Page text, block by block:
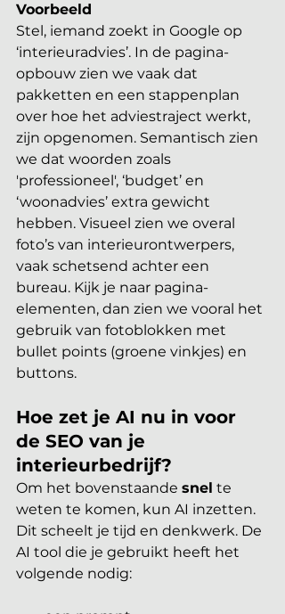
Voorbeeld
Stel, iemand zoekt in Google op
‘interieuradvies’. In de pagina-
opbouw zien we vaak dat
pakketten en een stappenplan
over hoe het adviestraject werkt,
zijn opgenomen. Semantisch zien
we dat woorden zoals
'professioneel', ‘budget’ en
‘woonadvies’ extra gewicht
hebben. Visueel zien we overal
foto’s van interieurontwerpers,
vaak schetsend achter een
bureau. Kijk je naar pagina-
elementen, dan zien we vooral het
gebruik van fotoblokken met
bullet points (groene vinkjes) en
buttons.
Hoe zet je AI nu in voor
de SEO van je
interieurbedrijf?
Om het bovenstaande snel te
weten te komen, kun AI inzetten.
Dit scheelt je tijd en denkwerk. De
AI tool die je gebruikt heeft het
volgende nodig: